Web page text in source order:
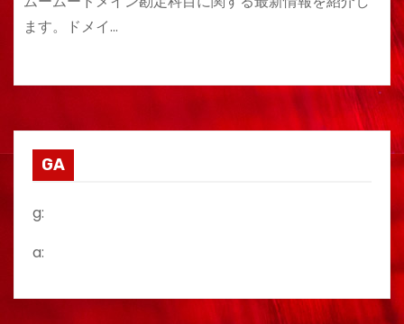
ます。ドメイ…
GA
g:
a: